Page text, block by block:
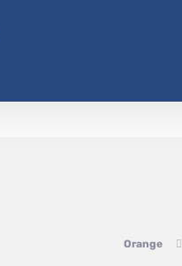
Orange